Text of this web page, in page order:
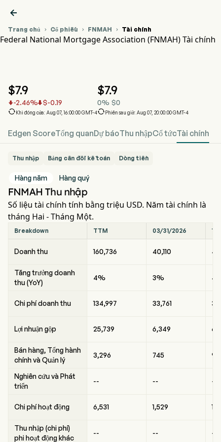

Trang chủ  Cổ phiếu  FNMAH  Tài chính
Federal National Mortgage Association (FNMAH) Tài chính
$7.9
-2.46% $-0.19
Khi đóng cửa: Aug 07, 16:00:00 GMT-4
$7.9
0% $0
Phiên sau giờ: Aug 07, 20:00:00 GMT-4
Edgen ScoreTổng quanDự báoThu nhậpCổ tứcTài chính
Thu nhập Bảng cân đối kế toán Dòng tiền
Hàng năm Hàng quý
FNMAH Thu nhập
Số liệu tài chính tính bằng triệu USD. Năm tài chính là
tháng Hai - Tháng Một.
Breakdown TTM 03/31/2026
Doanh thu 160,736 40,110
Tăng trưởng doanh
thu (YoY)
4% 3%
Chi phí doanh thu 134,997 33,761
Lợi nhuận gộp 25,739 6,349
Bán hàng, Tổng hành
chính và Quản lý
3,296 745 921
Nghiên cứu và Phát
triển
-- -- --
Chi phí hoạt động 6,531 1,529
Thu nhập (chi phí)
phi hoạt động khác
-- -- --